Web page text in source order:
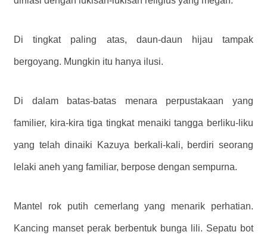
Di tingkat paling atas, daun-daun hijau tampak
bergoyang. Mungkin itu hanya ilusi.
Di dalam batas-batas menara perpustakaan yang
familier, kira-kira tiga tingkat menaiki tangga berliku-liku
yang telah dinaiki Kazuya berkali-kali, berdiri seorang
lelaki aneh yang familiar, berpose dengan sempurna.
Mantel rok putih cemerlang yang menarik perhatian.
Kancing manset perak berbentuk bunga lili. Sepatu bot